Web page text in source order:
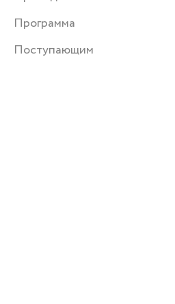
Программа
Поступающим